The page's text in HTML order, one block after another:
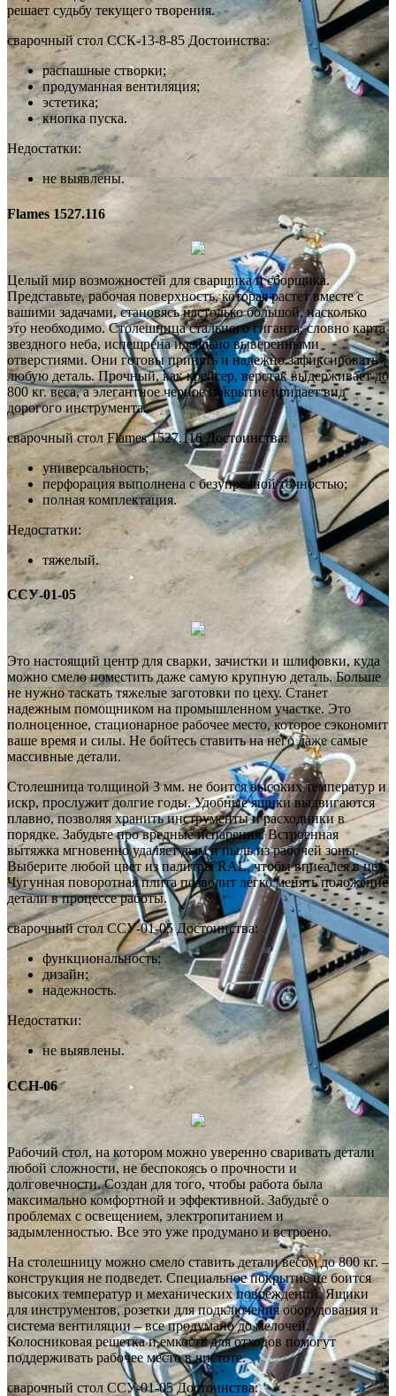
решает судьбу текущего творения.
сварочный стол ССК-13-8-85 Достоинства:
распашные створки;
продуманная вентиляция;
эстетика;
кнопка пуска.
Недостатки:
не выявлены.
Flames 1527.116
Целый мир возможностей для сварщика и сборщика.
Представьте, рабочая поверхность, которая растет вместе с
вашими задачами, становясь настолько большой, насколько
это необходимо. Столешница стального гиганта, словно карта
звездного неба, испещрена идеально выверенными
отверстиями. Они готовы принять и надежно зафиксировать
любую деталь. Прочный, как крейсер, верстак выдерживает до
800 кг. веса, а элегантное черное покрытие придает вид
дорогого инструмента.
сварочный стол Flames 1527.116 Достоинства:
универсальность;
перфорация выполнена с безупречной точностью;
полная комплектация.
Недостатки:
тяжелый.
ССУ-01-05
Это настоящий центр для сварки, зачистки и шлифовки, куда
можно смело поместить даже самую крупную деталь. Больше
не нужно таскать тяжелые заготовки по цеху. Станет
надежным помощником на промышленном участке. Это
полноценное, стационарное рабочее место, которое сэкономит
ваше время и силы. Не бойтесь ставить на него даже самые
массивные детали.
Столешница толщиной 3 мм. не боится высоких температур и
искр, прослужит долгие годы. Удобные ящики выдвигаются
плавно, позволяя хранить инструменты и расходники в
порядке. Забудьте про вредные испарения. Встроенная
вытяжка мгновенно удаляет дым и пыль из рабочей зоны.
Выберите любой цвет из палитры RAL, чтобы вписался в цех.
Чугунная поворотная плита позволит легко менять положение
детали в процессе работы.
сварочный стол ССУ-01-05 Достоинства:
функциональность;
дизайн;
надежность.
Недостатки:
не выявлены.
ССН-06
Рабочий стол, на котором можно уверенно сваривать детали
любой сложности, не беспокоясь о прочности и
долговечности. Создан для того, чтобы работа была
максимально комфортной и эффективной. Забудьте о
проблемах с освещением, электропитанием и
задымленностью. Все это уже продумано и встроено.
На столешницу можно смело ставить детали весом до 800 кг. –
конструкция не подведет. Специальное покрытие не боится
высоких температур и механических повреждений. Ящики
для инструментов, розетки для подключения оборудования и
система вентиляции – все продумано до мелочей.
Колосниковая решетка и емкость для отходов помогут
поддерживать рабочее место в чистоте.
сварочный стол ССУ-01-05 Достоинства: